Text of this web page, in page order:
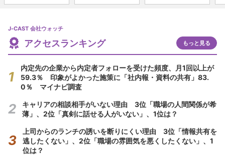
J-CAST 会社ウォッチ
アクセスランキング もっと見る
内定先の企業から内定者フォローを受けた頻度、月1回以上が
59.3％ 印象がよかった施策に「社内報・資料の共有」83.
0％ マイナビ調査
キャリアの相談相手がいない理由 3位「職場の人間関係が希
薄」、2位「真剣に話せる人がいない」、1位は？
上司からのランチの誘いを断りにくい理由 3位「情報共有を
逃したくない」、2位「職場の雰囲気を悪くしたくない」、1
位は？